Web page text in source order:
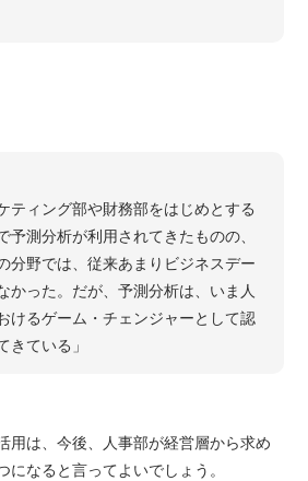
ティング部や財務部をはじめとする
予測分析が利用されてきたものの、
分野では、従来あまりビジネスデー
かった。だが、予測分析は、いま人
けるゲーム・チェンジャーとして認
きている」
用は、今後、人事部が経営層から求め
になると言ってよいでしょう。